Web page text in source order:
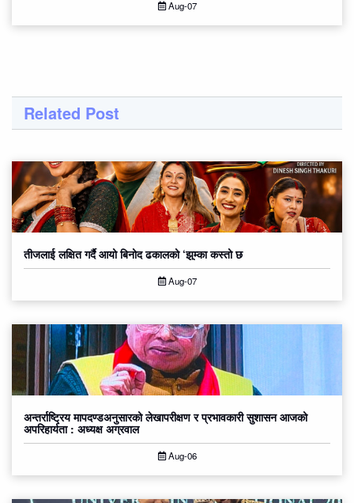
Aug-07
Related Post
तीजलाई लक्षित गर्दै आयो बिनोद ढकालको ‘झुम्का कस्तो छ
Aug-07
अन्तर्राष्ट्रिय मापदण्डअनुसारको लेखापरीक्षण र प्रभावकारी सुशासन आजको
अपरिहार्यता : अध्यक्ष अग्रवाल
Aug-06